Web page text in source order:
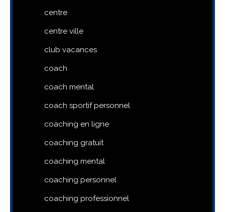
centre
centre ville
club vacances
coach
coach mental
coach sportif personnel
coaching en ligne
coaching gratuit
coaching mental
coaching personnel
coaching professionnel